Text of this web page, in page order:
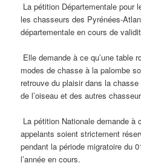
La pétition Départementale pour
les chasseurs des Pyrénées-
départementale en cours de
Elle demande à ce qu’une table
modes de chasse à la palombe
retrouve du plaisir dans la
de l’oiseau et des autres
La pétition Nationale demande à
appelants soient strictement
pendant la période migratoire du
l’année en cours.